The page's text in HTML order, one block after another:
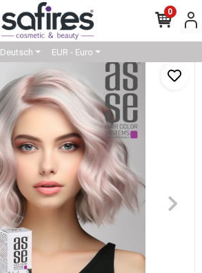
0
Deutsch EUR - Euro